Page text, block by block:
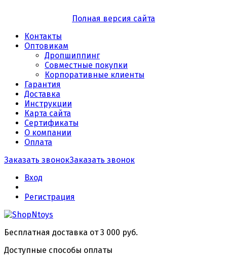
Полная версия сайта
Контакты
Оптовикам
Дропшиппинг
Совместные покупки
Корпоративные клиенты
Гарантия
Доставка
Инструкции
Карта сайта
Сертификаты
О компании
Оплата
Заказать звонокЗаказать звонок
Вход
Регистрация
Бесплатная доставка от 3 000 руб.
Доступные способы оплаты